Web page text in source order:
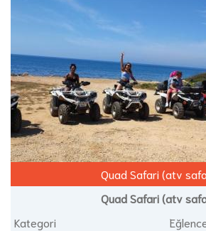
Quad Safari (atv
Quad Safari (atv
Kategori